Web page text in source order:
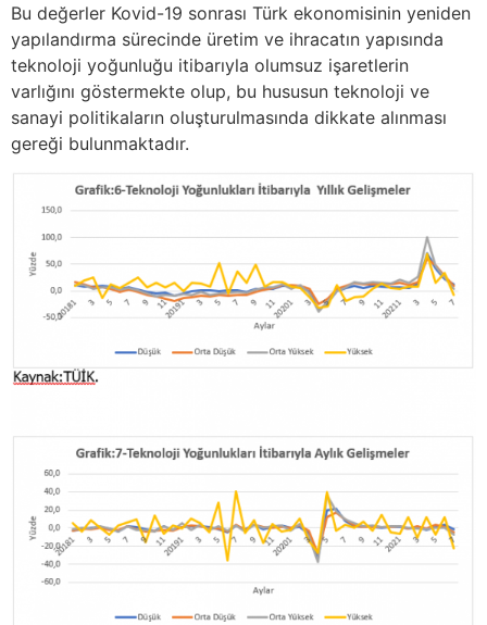
Bu değerler Kovid-19 sonrası Türk ekonomisinin yeniden
yapılandırma sürecinde üretim ve ihracatın yapısında
teknoloji yoğunluğu itibarıyla olumsuz işaretlerin
varlığını göstermekte olup, bu hususun teknoloji ve
sanayi politikaların oluşturulmasında dikkate alınması
gereği bulunmaktadır.